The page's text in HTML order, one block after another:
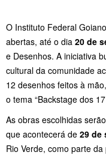
O Instituto Federal
abertas, até o dia 20 de
e Desenhos. A iniciativa
cultural da comunidade
12 desenhos feitos à
o tema “Backstage dos
As obras escolhidas
que acontecerá de 29 de
Rio Verde, como parte